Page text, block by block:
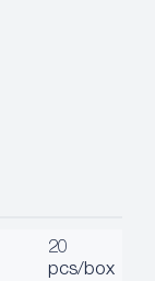
20
pcs/box